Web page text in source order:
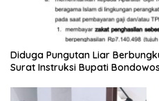
Diduga Pungutan Liar
Surat Instruksi Bupati